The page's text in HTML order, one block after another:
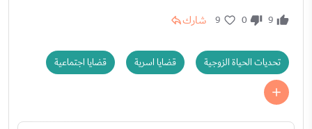
9
0
9 شارك
تحديات الحياة الزوجية قضايا اسرية قضايا اجتماعية